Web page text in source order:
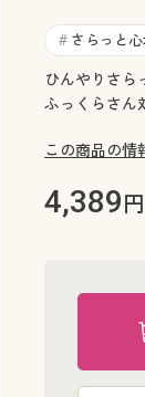
ァブリック
# さらっと
ひんやりさら
ふっくらさん
この商品の情
4,389